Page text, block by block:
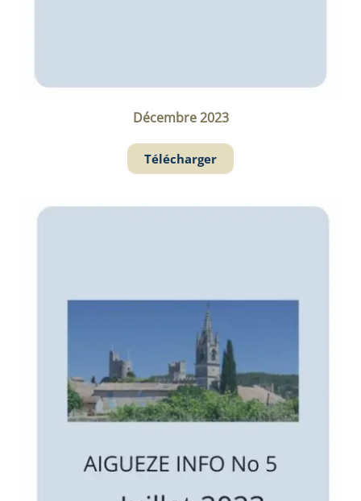
Décembre 2023
Télécharger